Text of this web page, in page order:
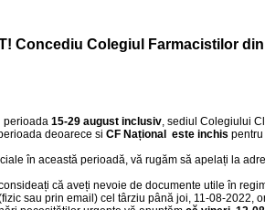
Concediu Colegiul Farmacistilor
perioada 15-29 august inclusiv, sediul Colegiului
deoarece si CF Național este inchis
în această perioadă, vă rugăm să apelați la
că aveți nevoie de documente utile în
sau prin email) cel târziu până joi, 11-08-2022,